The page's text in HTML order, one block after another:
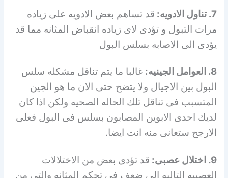
7. تناول الادويه:
قد تساهم بعض الادويه على زياده
مرات التبول و تؤدى لاى زياده انقباض المثانه مما قد
يؤدى الى الاصابه بسلس البول
8. العوامل الجينيه:
غالبا ما يتم تناقل مشكله سلس
البول بين الاجيال ولا يتضح حتى الان ما هو الجين
المتسبب فى تناقل تلك الحاله الصحيه ولكن اذا كان
لديك احدى الابوين المصابون بسلس فى البول فعلى
الارجح ستعانى منه انت ايضا.
9. اختلال عصبى:
قد تؤدى بعض من الاختلالات
العصبيه التاليه الى ضعف فى تحكم المثانه والتى من